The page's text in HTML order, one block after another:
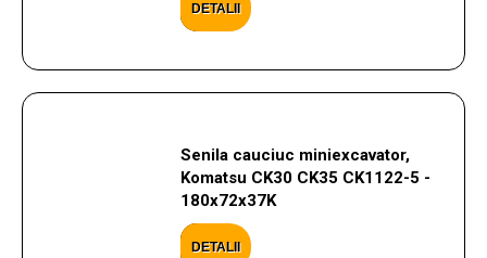
DETALII
Senila cauciuc miniexcavator,
Komatsu CK30 CK35 CK1122-5 -
180x72x37K
DETALII